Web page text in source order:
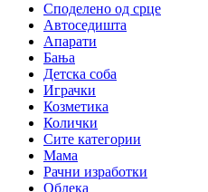
Споделено од срце
Автоседишта
Апарати
Бања
Детска соба
Играчки
Козметика
Колички
Сите категории
Мама
Рачни изработки
Облека